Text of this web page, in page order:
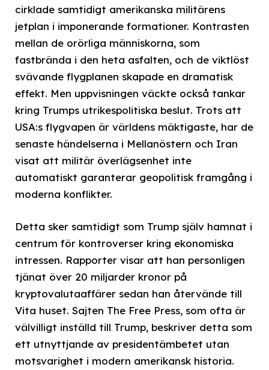
cirklade samtidigt amerikanska militärens
jetplan i imponerande formationer. Kontrasten
mellan de orörliga människorna, som
fastbrända i den heta asfalten, och de viktlöst
svävande flygplanen skapade en dramatisk
effekt. Men uppvisningen väckte också tankar
kring Trumps utrikespolitiska beslut. Trots att
USA:s flygvapen är världens mäktigaste, har de
senaste händelserna i Mellanöstern och Iran
visat att militär överlägsenhet inte
automatiskt garanterar geopolitisk framgång i
moderna konflikter.
Detta sker samtidigt som Trump själv hamnat i
centrum för kontroverser kring ekonomiska
intressen. Rapporter visar att han personligen
tjänat över 20 miljarder kronor på
kryptovalutaaffärer sedan han återvände till
Vita huset. Sajten The Free Press, som ofta är
välvilligt inställd till Trump, beskriver detta som
ett utnyttjande av presidentämbetet utan
motsvarighet i modern amerikansk historia.